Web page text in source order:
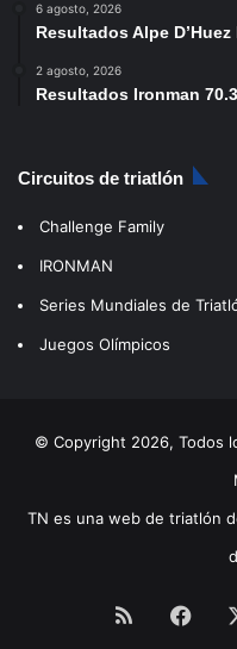
6 agosto, 2026
Resultados Alpe D’Huez
2 agosto, 2026
Resultados Ironman
Circuitos de triatlón
Challenge Family
IRONMAN
Series Mundiales de
Juegos Olímpicos
© Copyright 2026, Todos
TN es una web de triatlón
RSS